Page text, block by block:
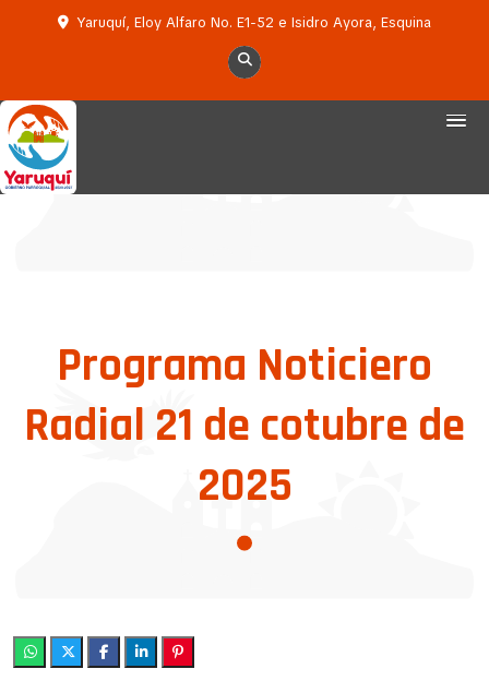
Yaruquí, Eloy Alfaro No. E1-52 e Isidro Ayora, Esquina
Programa Noticiero
Radial 21 de cotubre de
2025